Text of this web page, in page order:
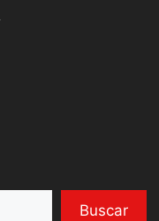
Buscar